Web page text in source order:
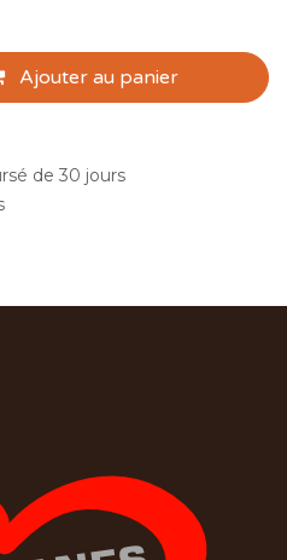
Ajouter au panier
de 30 jours